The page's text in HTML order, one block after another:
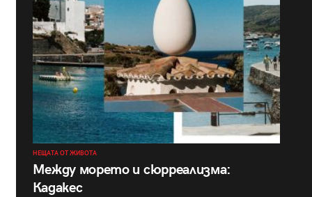
НЕЩАТА ОТ ЖИВОТА
Между морето и сюрреализма:
Кадакес